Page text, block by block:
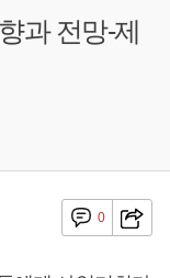
과 전망-제
0